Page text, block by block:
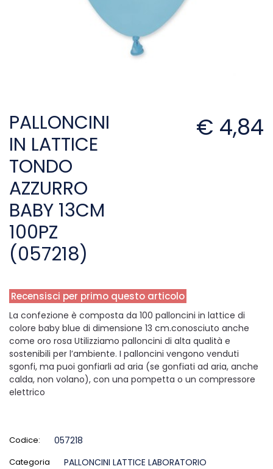
PALLONCINI
IN LATTICE
TONDO
AZZURRO
BABY 13CM
100PZ
(057218)
€ 4,84
Recensisci per primo questo articolo
La confezione è composta da 100 palloncini in lattice di
colore baby blue di dimensione 13 cm.conosciuto anche
come oro rosa Utilizziamo palloncini di alta qualità e
sostenibili per l’ambiente. I palloncini vengono venduti
sgonfi, ma puoi gonfiarli ad aria (se gonfiati ad aria, anche
calda, non volano), con una pompetta o un compressore
elettrico
Codice: 057218
Categoria PALLONCINI LATTICE LABORATORIO